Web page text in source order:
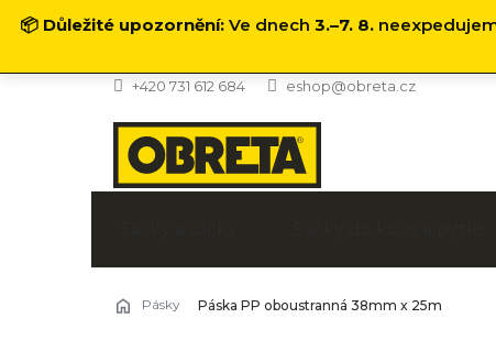
📦 Důležité upozornění: Ve dnech 3.–7. 8.
Přejít
+420 731 612 684 eshop@obreta.cz
Pásky Páska PP oboustranná 38mm x 25m